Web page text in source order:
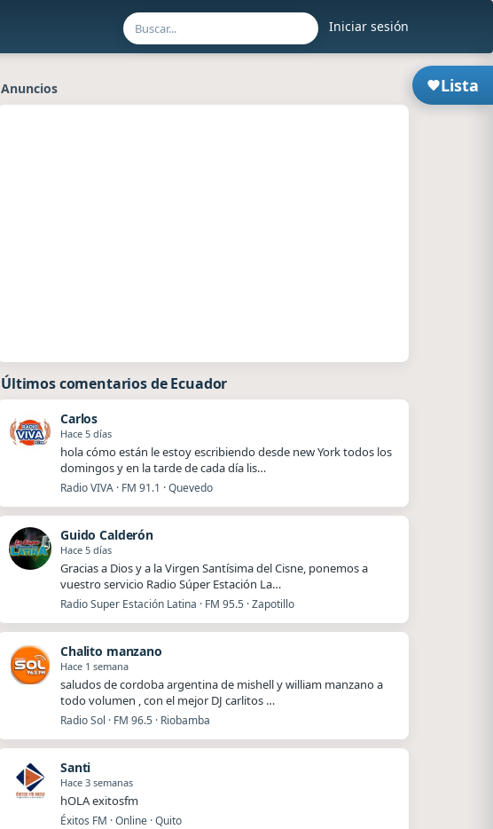
Iniciar sesión
Lista
Anuncios
Últimos comentarios de Ecuador
Carlos
Hace 5 días
hola cómo están le estoy escribiendo desde new York todos los
domingos y en la tarde de cada día lis…
Radio VIVA · FM 91.1 · Quevedo
Guido Calderón
Hace 5 días
Gracias a Dios y a la Virgen Santísima del Cisne, ponemos a
vuestro servicio Radio Súper Estación La…
Radio Super Estación Latina · FM 95.5 · Zapotillo
Chalito manzano
Hace 1 semana
saludos de cordoba argentina de mishell y william manzano a
todo volumen , con el mejor DJ carlitos …
Radio Sol · FM 96.5 · Riobamba
Santi
Hace 3 semanas
hOLA exitosfm
Éxitos FM · Online · Quito